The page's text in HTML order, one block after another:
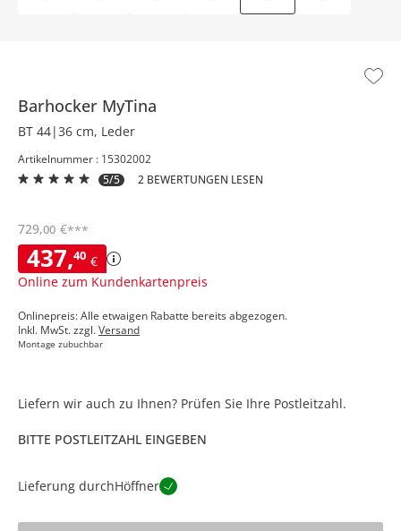
Barhocker MyTina
BT 44|36 cm, Leder
Artikelnummer : 15302002
5/5
2 BEWERTUNGEN LESEN
437,40 €
Online zum Kundenkartenpreis
729,00 €***
Onlinepreis: Alle etwaigen Rabatte bereits abgezogen.
Inkl. MwSt. zzgl.Versand
Montage zubuchbar
Liefern wir auch zu Ihnen? Prüfen Sie Ihre Postleitzahl.
BITTE POSTLEITZAHL EINGEBEN
Lieferung durchHöffner